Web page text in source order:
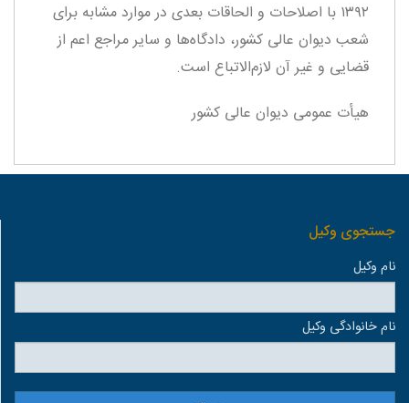
۱۳۹۲ با اصلاحات و الحاقات بعدی در موارد مشابه برای
شعب دیوان عالی کشور، دادگاه‌ها و سایر مراجع اعم از
قضایی و غیر آن لازم‌الاتباع است.
هیأت‌ عمومی دیوان‌ عالی‌ کشور
جستجوی وكيل
نام وكيل
نام خانوادگی وكيل